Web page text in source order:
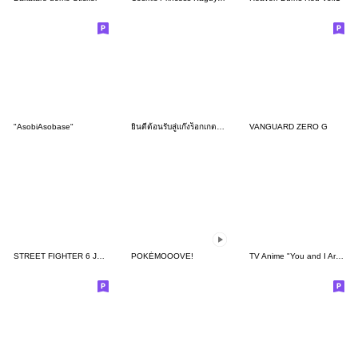
"AsobiAsobase" ยินดีต้อนรับสู่แก๊งร็อกเกตผู้ชั่วร้าย! VANGUARD ZERO G
POKÉMOOOVE! TV Anime "You and I Are Polar Opposites"